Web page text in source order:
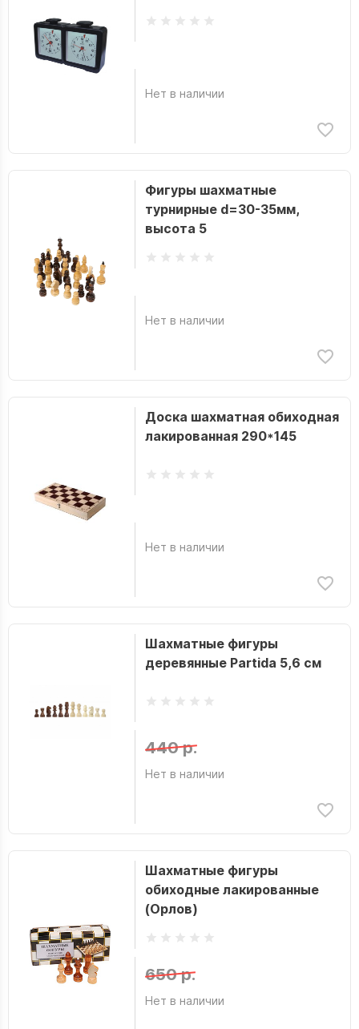
Нет в наличии
Фигуры шахматные
турнирные d=30-35мм,
высота 5
Нет в наличии
Доска шахматная обиходная
лакированная 290*145
Нет в наличии
Шахматные фигуры
деревянные Partida 5,6 см
440 р.
Нет в наличии
Шахматные фигуры
обиходные лакированные
(Орлов)
650 р.
Нет в наличии